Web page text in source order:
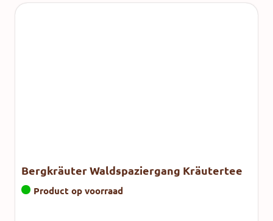
Bergkräuter Waldspaziergang Kräutertee
Product op voorraad